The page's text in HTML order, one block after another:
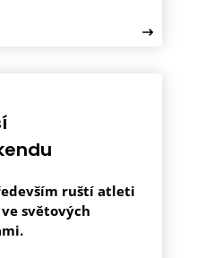
ruští atleti
světových